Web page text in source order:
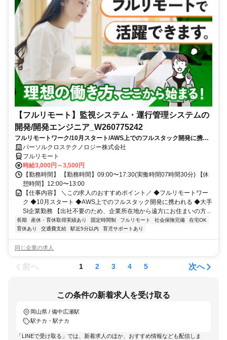
【フルリモート】監視システム・運行管理システムの
開発/開発エンジニア_W260775242
フルリモートワーク/10月スタート/AWS上でのフルスタック開発に携わ
れる/大手SI企業勤務
パーソルクロステクノロジー株式会社
フルリモート
時給3,000円～3,500円
【勤務時間】 【勤務時間】09:00〜17:30(実働時間07時間30分) 【休
憩時間】12:00〜13:00
【仕事内容】 ＼この求人のおすすめポイント／ ◆フルリモートワー
ク ◆10月スタート ◆AWS上でのフルスタック開発に携われる ◆大手
SI企業勤務 【出社不要のため、企業所在地から遠方にお住まいの方...
長期 産休・育休取得実績あり 固定時間制 フルリモート 社会保険完備
在宅OK
育休あり
交通費支給 駅近5分以内 育児サポートあり
同じ企業の求人
前へ 1 2 3 4 5 次へ
この条件の新着求人を受け取る
岡山県 / 備中広瀬駅
駅チカ・駅ナカ
「LINEで受け取る」では、新着求人のほか、おすすめ情報なども配信しま